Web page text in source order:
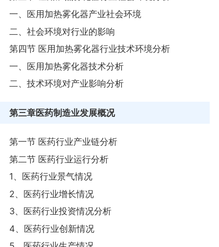
一、医用加热雾化器产业社会环境
二、社会环境对行业的影响
第四节 医用加热雾化器行业技术环境分析
一、医用加热雾化器技术分析
二、技术环境对产业影响分析
第三章医药制造业发展概况
第一节 医药行业产业链分析
第二节 医药行业运行分析
1、医药行业景气情况
2、医药行业增长情况
3、医药行业投资情况分析
4、医药行业创新情况